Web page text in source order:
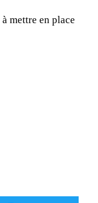
mettre en place